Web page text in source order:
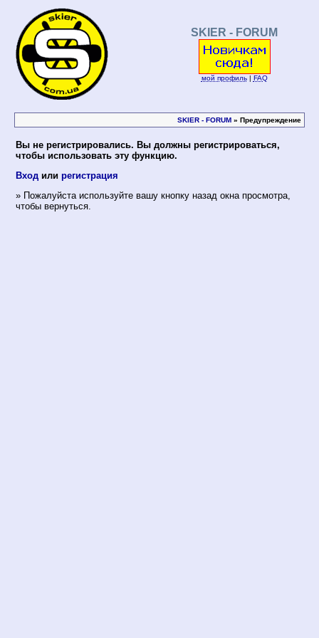
SKIER - FORUM
мой профиль| FAQ
SKIER - FORUM » Предупреждение
Вы не регистрировались. Вы должны регистрироваться,
чтобы использовать эту функцию.
Вход или регистрация
» Пожалуйста используйте вашу кнопку назад окна просмотра,
чтобы вернуться.